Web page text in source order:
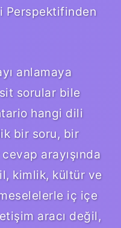
Perspektifinden
anlamaya
sorular bile
hangi dili
bir soru, bir
arayışında
kimlik, kültür ve
iç içe
aracı değil,